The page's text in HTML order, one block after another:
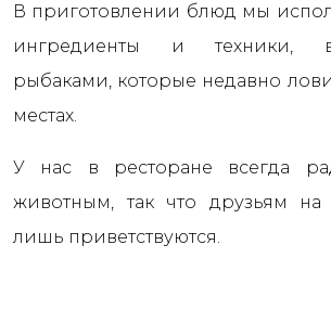
В приготовлении блюд мы
ингредиенты и техники,
рыбаками, которые недавно
местах.
У нас в ресторане всегда
животным, так что друзьям на
лишь приветствуются.